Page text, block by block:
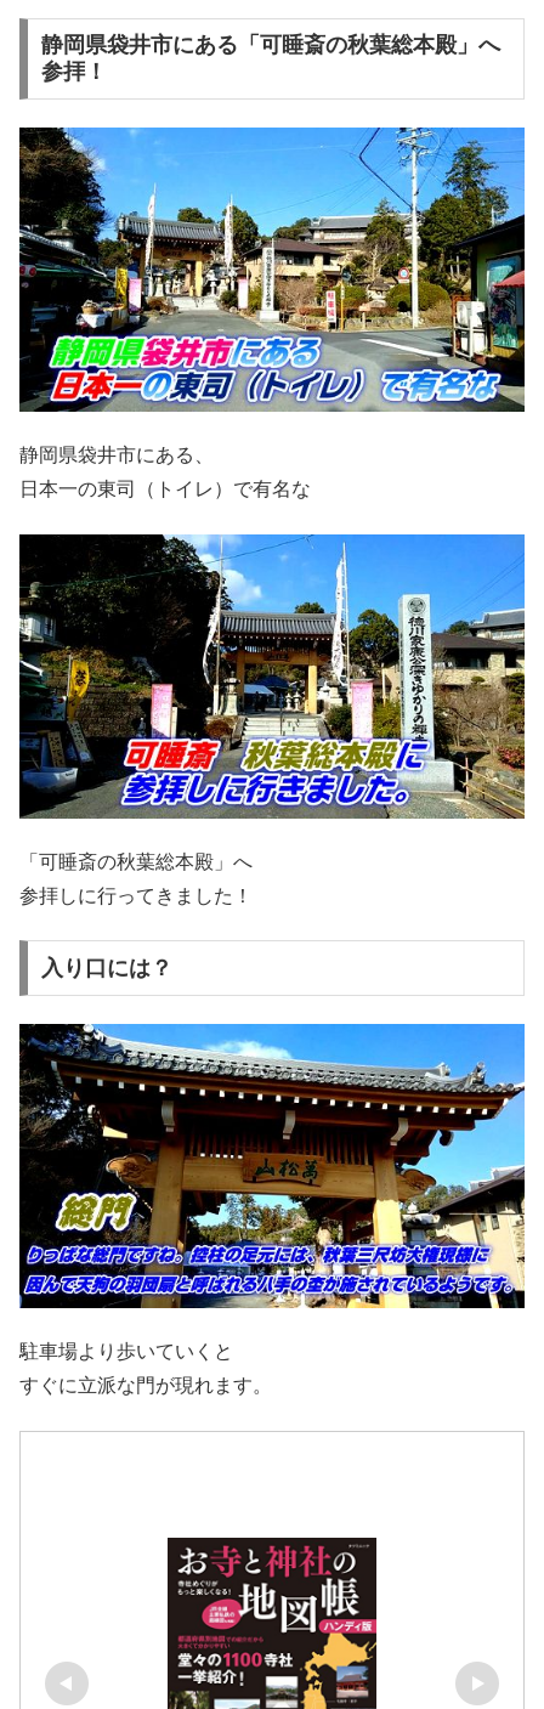
静岡県袋井市にある「可睡斎の秋葉総本殿」へ
参拝！
静岡県袋井市にある、
日本一の東司（トイレ）で有名な
「可睡斎の秋葉総本殿」へ
参拝しに行ってきました！
入り口には？
駐車場より歩いていくと
すぐに立派な門が現れます。